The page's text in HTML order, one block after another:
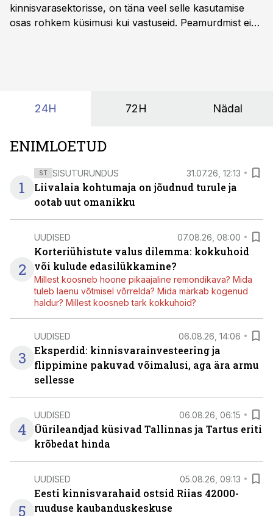
kinnisvarasektorisse, on täna veel selle kasutamise
osas rohkem küsimusi kui vastuseid. Peamurdmist ei
24H 72H Nädal
ENIMLOETUD
1
ST SISUTURUNDUS 31.07.26, 12:13
Liivalaia kohtumaja on jõudnud turule ja
ootab uut omanikku
2
UUDISED 07.08.26, 08:00
Korteriühistute valus dilemma: kokkuhoid
või kulude edasilükkamine?
Millest koosneb hoone pikaajaline remondikava? Mida
tuleb laenu võtmisel võrrelda? Mida märkab kogenud
haldur? Millest koosneb tark kokkuhoid?
3
UUDISED 06.08.26, 14:06
Eksperdid: kinnisvarainvesteering ja
flippimine pakuvad võimalusi, aga ära armu
sellesse
4
UUDISED 06.08.26, 06:15
Üürileandjad küsivad Tallinnas ja Tartus eriti
krõbedat hinda
5
UUDISED 05.08.26, 09:13
Eesti kinnisvarahaid ostsid Riias 42000-
ruuduse kaubanduskeskuse